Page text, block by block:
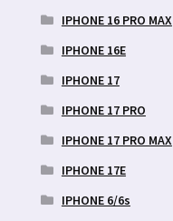
IPHONE 16 PRO MAX
IPHONE 16E
IPHONE 17
IPHONE 17 PRO
IPHONE 17 PRO MAX
IPHONE 17E
IPHONE 6/6s